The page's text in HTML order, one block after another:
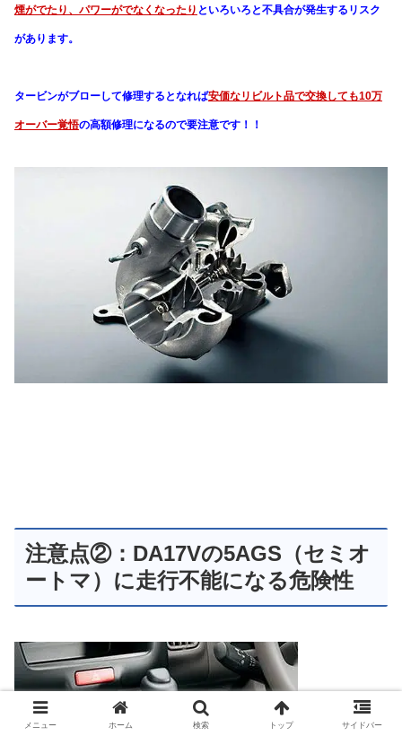
煙がでたり、パワーがでなくなったり と いろいろと不具合が発生するリスク
があります。
タービンがブローして修理するとなれば安価なリビルト品で交換しても10万
オーバー覚悟の高額修理になるので要注意です！！
注意点②：DA17Vの5AGS（セミオ
ートマ）に走行不能になる危険性
メニュー ホーム 検索 トップ サイドバー